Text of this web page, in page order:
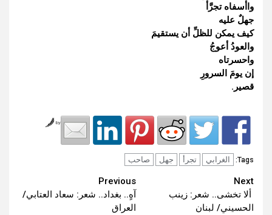
واأسفاه تجرَّأ
جهلٌ عليه
كيف يمكن للظلِّ أن يستقيمَ
والعودُ أعوجُ
واحسرتاه
إن يومَ السرورِ
قصير.
by
Tags: الغرابي تجرأ جهل صاحب
Continue
Reading
Previous
آهٍ.. بغداد.. شعر: سعاد العتابي/
العراق
Next
ألا تخشى.. شعر: زينب
الحسيني/ لبنان